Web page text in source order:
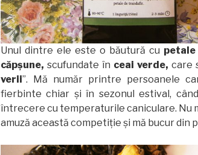
Unul dintre ele este o băutură cu
căpşune, scufundate în ceai verde, care
verii”. Mă număr printre persoanele
fierbinte chiar şi în sezonul estival,
întrecere cu temperaturile caniculare. Nu
amuză această competiţie şi mă bucur din